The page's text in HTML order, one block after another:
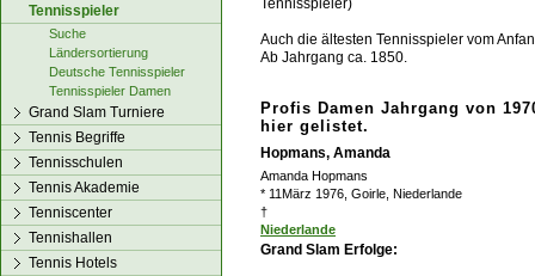
Tennisspieler)
Auch die ältesten Tennisspieler vom
Ab Jahrgang ca. 1850.
Profis Damen Jahrgang von
hier gelistet.
Hopmans, Amanda
Amanda Hopmans
* 11März 1976, Goirle, Niederlande
†
Niederlande
Grand Slam Erfolge:
Tennisspieler
Suche
Ländersortierung
Deutsche Tennisspieler
Tennisspieler Damen
Grand Slam Turniere
Tennis Begriffe
Tennisschulen
Tennis Akademie
Tenniscenter
Tennishallen
Tennis Hotels